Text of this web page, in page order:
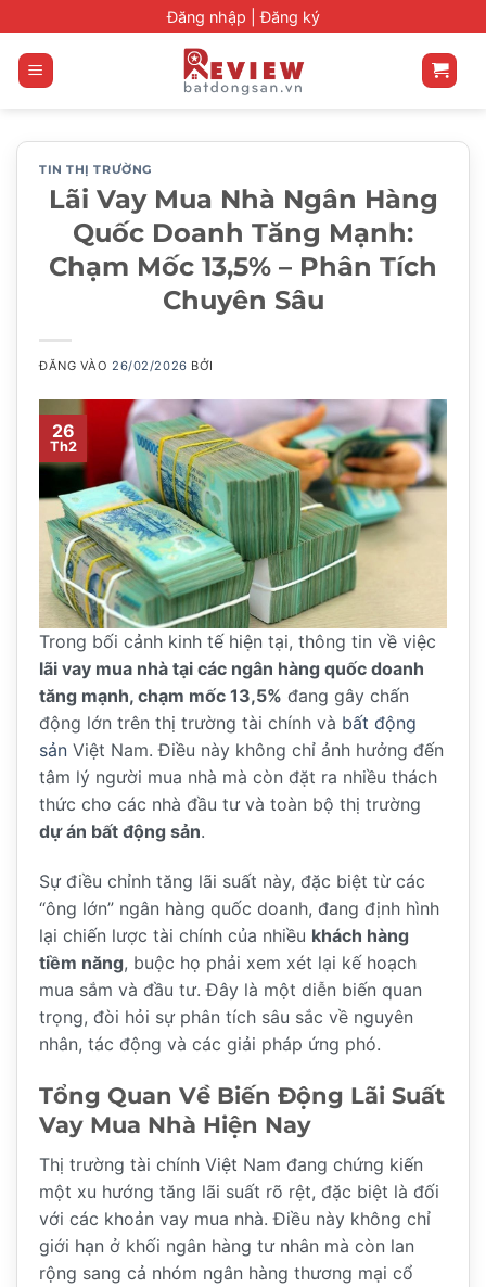
qua
nội
dung
Đăng nhập | Đăng ký
TIN THỊ TRƯỜNG
Lãi Vay Mua Nhà Ngân Hàng
Quốc Doanh Tăng Mạnh:
Chạm Mốc 13,5% – Phân Tích
Chuyên Sâu
ĐĂNG VÀO 26/02/2026 BỞI
26
Th2
Trong bối cảnh kinh tế hiện tại, thông tin về việc
lãi vay mua nhà tại các ngân hàng quốc doanh
tăng mạnh, chạm mốc 13,5% đang gây chấn
động lớn trên thị trường tài chính và bất động
sản Việt Nam. Điều này không chỉ ảnh hưởng đến
tâm lý người mua nhà mà còn đặt ra nhiều thách
thức cho các nhà đầu tư và toàn bộ thị trường
dự án bất động sản.
Sự điều chỉnh tăng lãi suất này, đặc biệt từ các
“ông lớn” ngân hàng quốc doanh, đang định hình
lại chiến lược tài chính của nhiều khách hàng
tiềm năng, buộc họ phải xem xét lại kế hoạch
mua sắm và đầu tư. Đây là một diễn biến quan
trọng, đòi hỏi sự phân tích sâu sắc về nguyên
nhân, tác động và các giải pháp ứng phó.
Tổng Quan Về Biến Động Lãi Suất
Vay Mua Nhà Hiện Nay
Thị trường tài chính Việt Nam đang chứng kiến
một xu hướng tăng lãi suất rõ rệt, đặc biệt là đối
với các khoản vay mua nhà. Điều này không chỉ
giới hạn ở khối ngân hàng tư nhân mà còn lan
rộng sang cả nhóm ngân hàng thương mại cổ